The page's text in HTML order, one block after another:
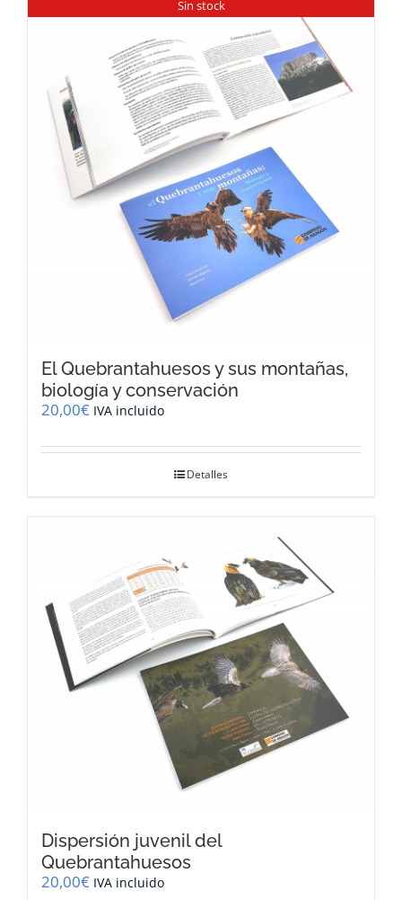
Sin stock
El Quebrantahuesos y sus montañas,
biología y conservación
20,00€ IVA incluido
Detalles
Dispersión juvenil del
Quebrantahuesos
20,00€ IVA incluido